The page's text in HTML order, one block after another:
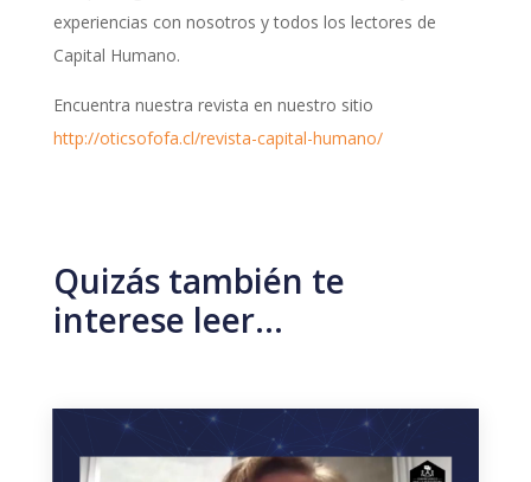
experiencias con nosotros y todos los lectores de
Capital Humano.
Encuentra nuestra revista en nuestro sitio
http://oticsofofa.cl/revista-capital-humano/
Quizás también te
interese leer…